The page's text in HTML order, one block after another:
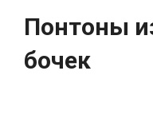
Понтоны
бочек